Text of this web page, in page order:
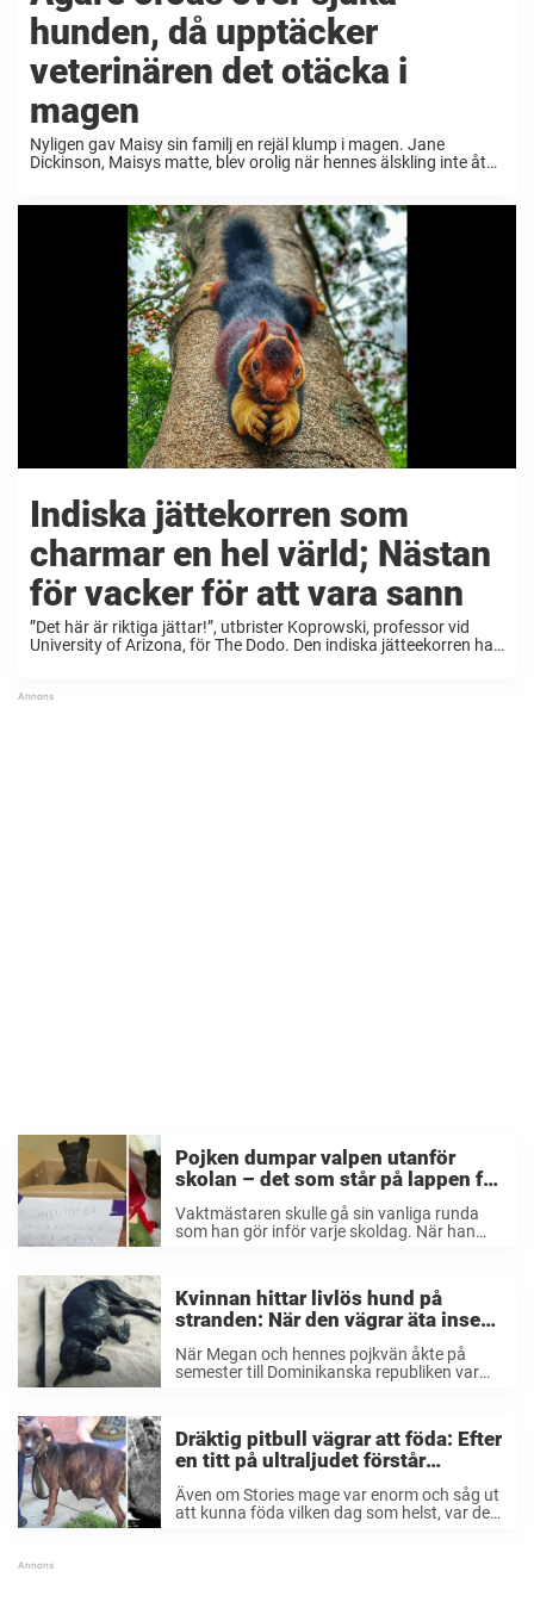
hunden, då upptäcker
veterinären det otäcka i
magen
Nyligen gav Maisy sin familj en rejäl klump i magen. Jane
Dickinson, Maisys matte, blev orolig när hennes älskling inte åt
Indiska jättekorren som
charmar en hel värld; Nästan
för vacker för att vara sann
”Det här är riktiga jättar!”, utbrister Koprowski, professor vid
University of Arizona, för The Dodo. Den indiska jätteekorren har
Pojken dumpar valpen utanför
skolan – det som står på lappen får
Vaktmästaren skulle gå sin vanliga runda
som han gör inför varje skoldag. När han
Kvinnan hittar livlös hund på
stranden: När den vägrar äta inser
kvinnan sorgliga sanningen
När Megan och hennes pojkvän åkte på
semester till Dominikanska republiken var
paret gick ...
Dräktig pitbull vägrar att föda: Efter
en titt på ultraljudet förstår
veterinären varför
Även om Stories mage var enorm och såg ut
att kunna föda vilken dag som helst, var det